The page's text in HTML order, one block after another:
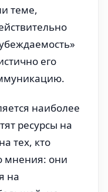
теме,
его
наиболее
ресурсы на
тех, кто
мнения: они
на